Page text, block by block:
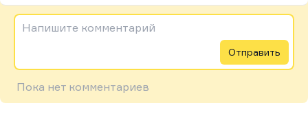
Напишите комментарий
Отправить
Пока нет комментариев